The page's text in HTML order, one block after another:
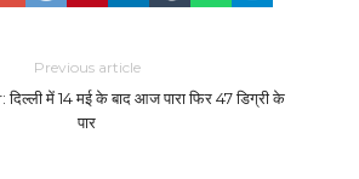
Previous article
में 14 मई के बाद आज पारा फिर 47 डिग्री के
पार